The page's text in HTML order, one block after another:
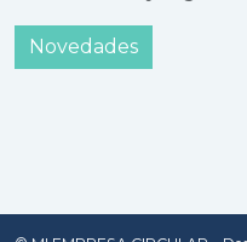
Novedades